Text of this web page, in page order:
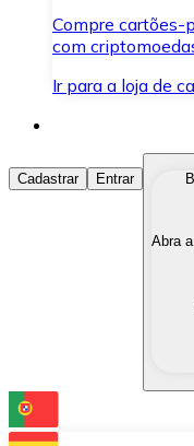
Compre cartões-
com
Ir para a loja de
Comprar
Compre as
Converta suas
Troque uma
Cadastrar Entrar
Abra